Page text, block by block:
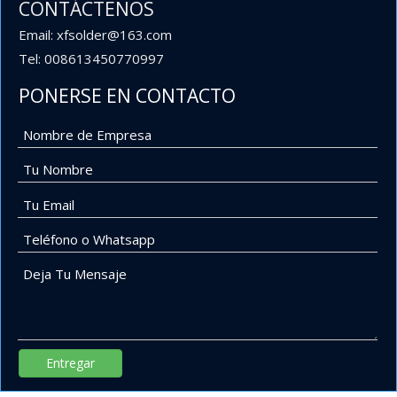
CONTÁCTENOS
Email: xfsolder@163.com
Tel: 008613450770997
PONERSE EN CONTACTO
Entregar